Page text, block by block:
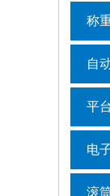
称
自
平
电
滚